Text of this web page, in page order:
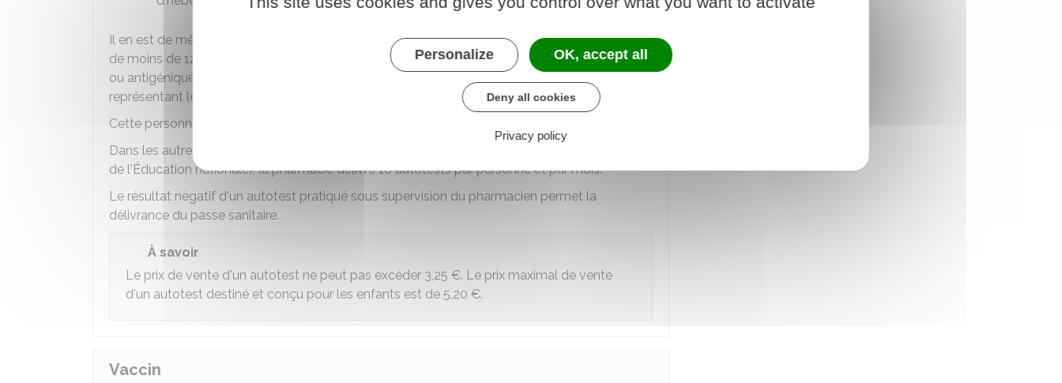
Il en est de même pour les personnes-contacts ayant un schéma vaccinal complet ou âgées
de moins de 12 ans qui ne souhaitent pas effectuer un examen de détection de la Covid (PCR
ou antigénique). Un document ou une déclaration sur l'honneur du patient ou de son
représentant légal attestant de ce statut est nécessaire.
Cette personne ou élève contact a droit à un autotest gratuit.
Dans les autres cas (par exemple, professionnels auprès des personnes âgées ou personnels
de l'Éducation nationale), la pharmacie délivre 10 autotests par personne et par mois.
Le résultat négatif d'un autotest pratiqué sous supervision du pharmacien permet la
délivrance du passe sanitaire.
À savoir
Le prix de vente d'un autotest ne peut pas excéder 3,25 €. Le prix maximal de vente
d'un autotest destiné et conçu pour les enfants est de 5,20 €.
Vaccin
Personalize OK, accept all
Deny all cookies
Privacy policy